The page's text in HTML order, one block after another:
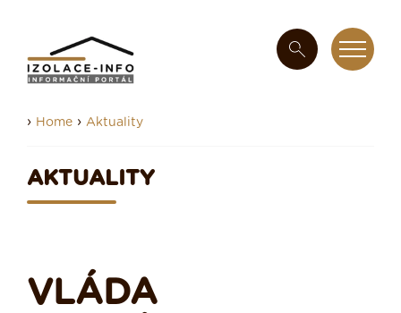
› Home › Aktuality
AKTUALITY
VLÁDA